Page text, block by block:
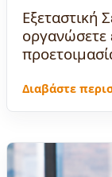
Εξεταστική
οργανώσετε
Διαβάστε